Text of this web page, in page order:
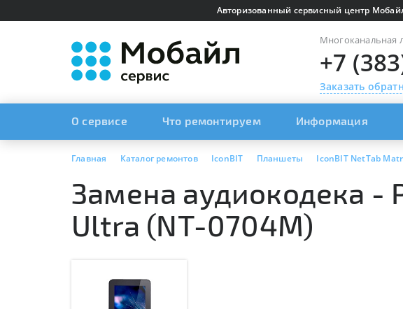
Авторизованный сервисный центр
Многоканальная
+7
Заказать
О сервисе Что ремонтируем Информация
Главная Каталог ремонтов IconBIT Планшеты IconBIT NetTab
Замена аудиокодека -
Ultra (NT-0704M)